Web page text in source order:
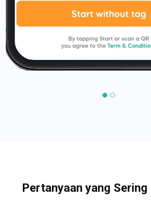
Pertanyaan yang Sering